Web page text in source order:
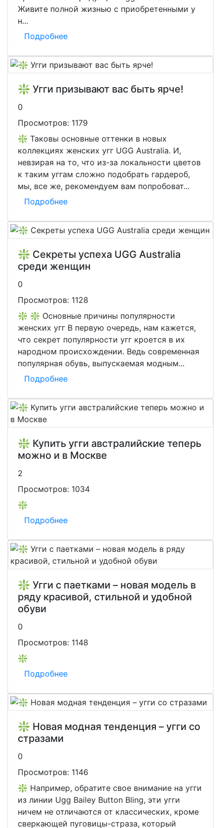
Живите полной жизнью с приобретенными у
н...
Подробнее
❇️ Угги призывают вас быть ярче!
0
Просмотров: 1179
❇️ Таковы основные оттенки в новых
коллекциях женских угг UGG Australia. И,
невзирая на то, что из-за локальности цветов
к таким уггам сложно подобрать гардероб,
мы, все же, рекомендуем вам попробоват...
Подробнее
❇️ Секреты успеха UGG Australia
среди женщин
0
Просмотров: 1128
❇️ ❇️ Основные причины популярности
женских угг В первую очередь, нам кажется,
что секрет популярности угг кроется в их
народном происхождении. Ведь современная
популярная обувь, выпускаемая модным...
Подробнее
❇️ Купить угги австралийские теперь
можно и в Москве
2
Просмотров: 1034
❇️
Подробнее
❇️ Угги с паетками – новая модель в
ряду красивой, стильной и удобной
обуви
0
Просмотров: 1148
❇️
Подробнее
❇️ Новая модная тенденция – угги со
стразами
0
Просмотров: 1146
❇️ Например, обратите свое внимание на угги
из линии Ugg Bailey Button Bling, эти угги
ничем не отличаются от классических, кроме
сверкающей пуговицы-страза, который